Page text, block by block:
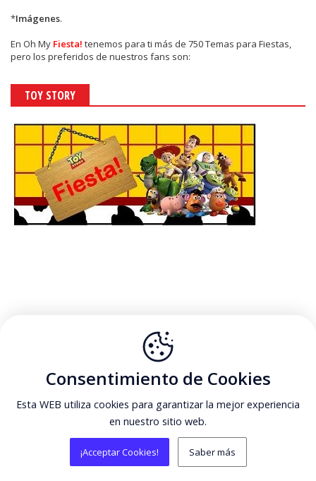
*Imágenes.
En Oh My Fiesta! tenemos para ti más de 750 Temas para Fiestas,
pero los preferidos de nuestros fans son:
TOY STORY
Consentimiento de Cookies
Esta WEB utiliza cookies para garantizar la mejor experiencia
en nuestro sitio web.
¡Acceptar Cookies! Saber más